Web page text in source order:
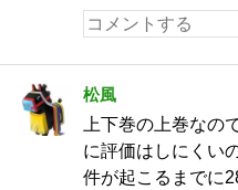
松風
上下巻の上巻なの
に評価はしにくい
件が起こるまでに